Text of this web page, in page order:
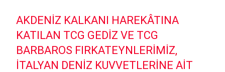
AKDENIZ KALKANI HAREKÂTINA
KATILAN TCG GEDİZ VE TCG
BARBAROS FIRKATEYNLERIMIZ,
İTALYAN DENIZ KUVVETLERINE AIT